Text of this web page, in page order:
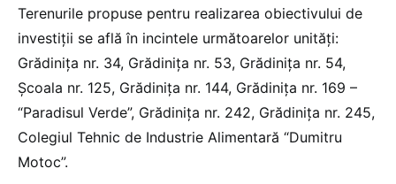
Terenurile propuse pentru realizarea obiectivului de
investiţii se află în incintele următoarelor unităţi:
Grădiniţa nr. 34, Grădiniţa nr. 53, Grădiniţa nr. 54,
Şcoala nr. 125, Grădiniţa nr. 144, Grădiniţa nr. 169 –
“Paradisul Verde”, Grădiniţa nr. 242, Grădiniţa nr. 245,
Colegiul Tehnic de Industrie Alimentară “Dumitru
Motoc”.